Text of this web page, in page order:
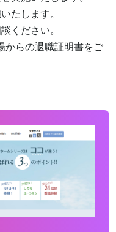
たします。
ください。
らの退職証明書をご